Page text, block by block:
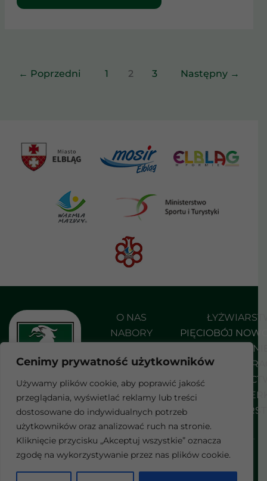
Cenimy prywatność użytkowników
Używamy plików cookie, aby poprawić jakość
przeglądania, wyświetlać reklamy lub treści
dostosowane do indywidualnych potrzeb
użytkowników oraz analizować ruch na stronie.
Kliknięcie przycisku „Akceptuj wszystkie” oznacza
zgodę na wykorzystywanie przez nas plików cookie.
← Poprzedni 1 2 3 Następny →
O NAS
NABORY
DO POBRANIA
KONTAKT
F
a
c
e
b
o
o
PIĘCIOBÓJ
SHORT
POLITYKA PRYWATNOŚCI
Wszelkie prawa zastrzeżone